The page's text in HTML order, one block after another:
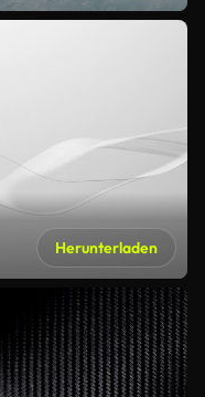
Herunterladen